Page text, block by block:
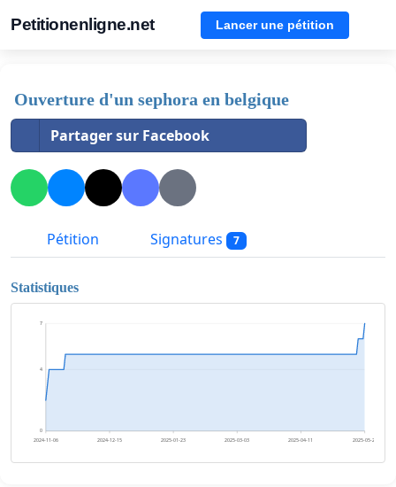
Petitionenligne.net Lancer une pétition
Ouverture d'un sephora en belgique
Partager sur Facebook
Pétition Signatures 7
Statistiques
0
4
7
2024-11-06 2024-12-15 2025-01-23 2025-03-03 2025-04-11 2025-05-20